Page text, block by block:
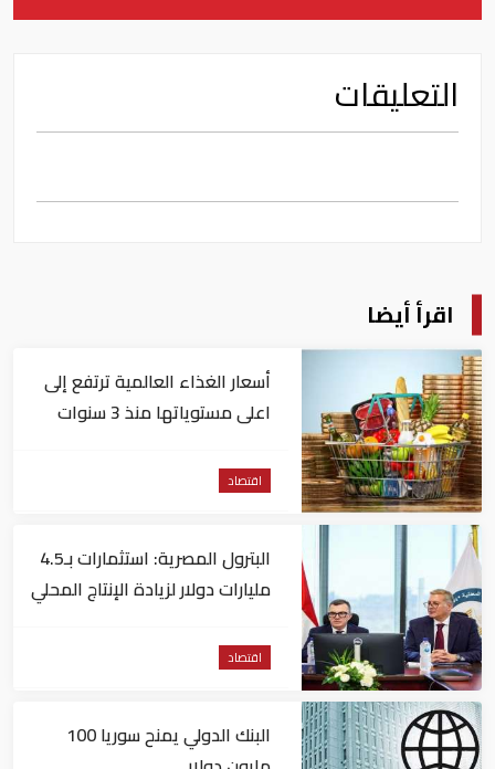
التعليقات
اقرأ أيضا
أسعار الغذاء العالمية ترتفع إلى
اعلى مستوياتها منذ 3 سنوات
اقتصاد
البترول المصرية: استثمارات بـ4.5
مليارات دولار لزيادة الإنتاج المحلي
اقتصاد
البنك الدولي يمنح سوريا 100